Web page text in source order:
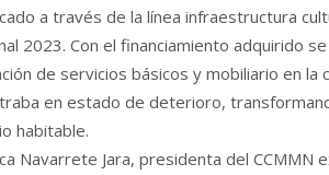
a través de la línea infraestructura
2023. Con el financiamiento adquirido
de servicios básicos y mobiliario en la
en estado de deterioro,
habitable.
Navarrete Jara, presidenta del CCMMN